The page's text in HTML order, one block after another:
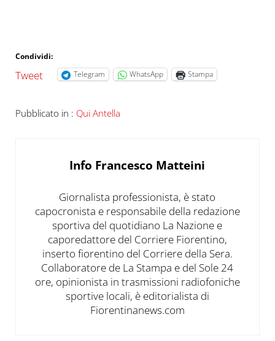
Condividi:
Tweet Telegram WhatsApp Stampa
Pubblicato in : Qui Antella
Info Francesco Matteini
Giornalista professionista, è stato
capocronista e responsabile della redazione
sportiva del quotidiano La Nazione e
caporedattore del Corriere Fiorentino,
inserto fiorentino del Corriere della Sera.
Collaboratore de La Stampa e del Sole 24
ore, opinionista in trasmissioni radiofoniche
sportive locali, è editorialista di
Fiorentinanews.com